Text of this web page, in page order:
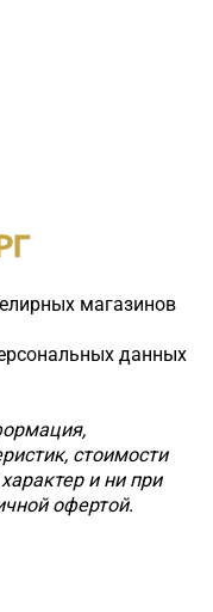
магазинов
данных
стоимости
и ни при
офертой.